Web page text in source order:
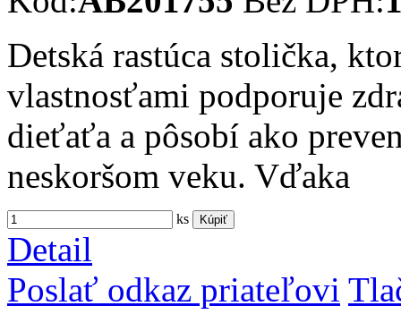
Detská rastúca stolička,
vlastnosťami podporuje
dieťaťa a pôsobí ako
neskoršom veku. Vďaka
ks Kúpiť
Detail
Poslať odkaz priateľovi